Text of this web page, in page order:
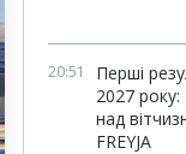
20:51
Перші
2027
над
FREYJA